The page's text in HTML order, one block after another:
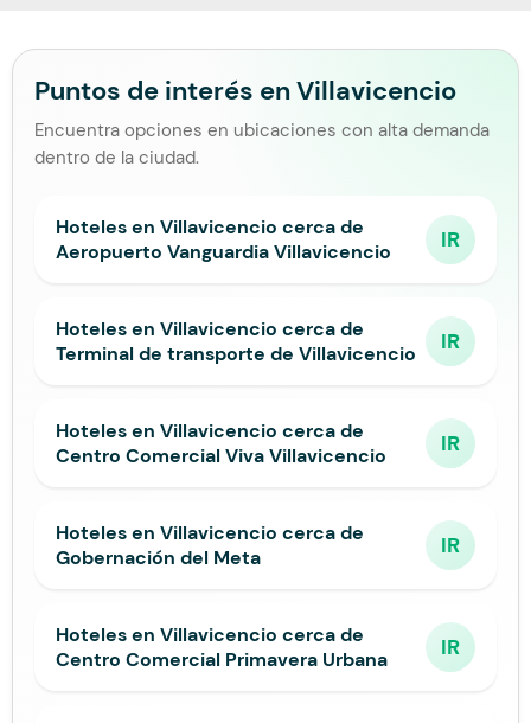
Puntos de interés en Villavicencio
Encuentra opciones en ubicaciones con alta demanda
dentro de la ciudad.
Hoteles en Villavicencio cerca de
Aeropuerto Vanguardia Villavicencio
IR
Hoteles en Villavicencio cerca de
Terminal de transporte de Villavicencio
IR
Hoteles en Villavicencio cerca de
Centro Comercial Viva Villavicencio
IR
Hoteles en Villavicencio cerca de
Gobernación del Meta
IR
Hoteles en Villavicencio cerca de
Centro Comercial Primavera Urbana
IR